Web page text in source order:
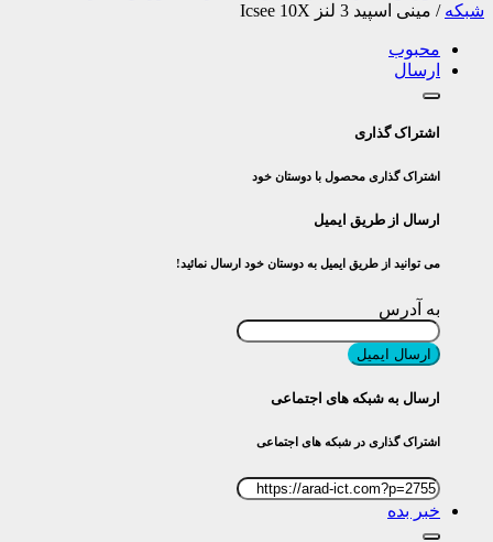
شبکه / مینی اسپید 3 لنز Icsee 10X
محبوب
ارسال
اشتراک گذاری
اشتراک گذاری محصول با دوستان خود
ارسال از طریق ایمیل
می توانید از طریق ایمیل به دوستان خود ارسال نمائید!
به آدرس
ارسال ایمیل
ارسال به شبکه های اجتماعی
اشتراک گذاری در شبکه های اجتماعی
خبر بده